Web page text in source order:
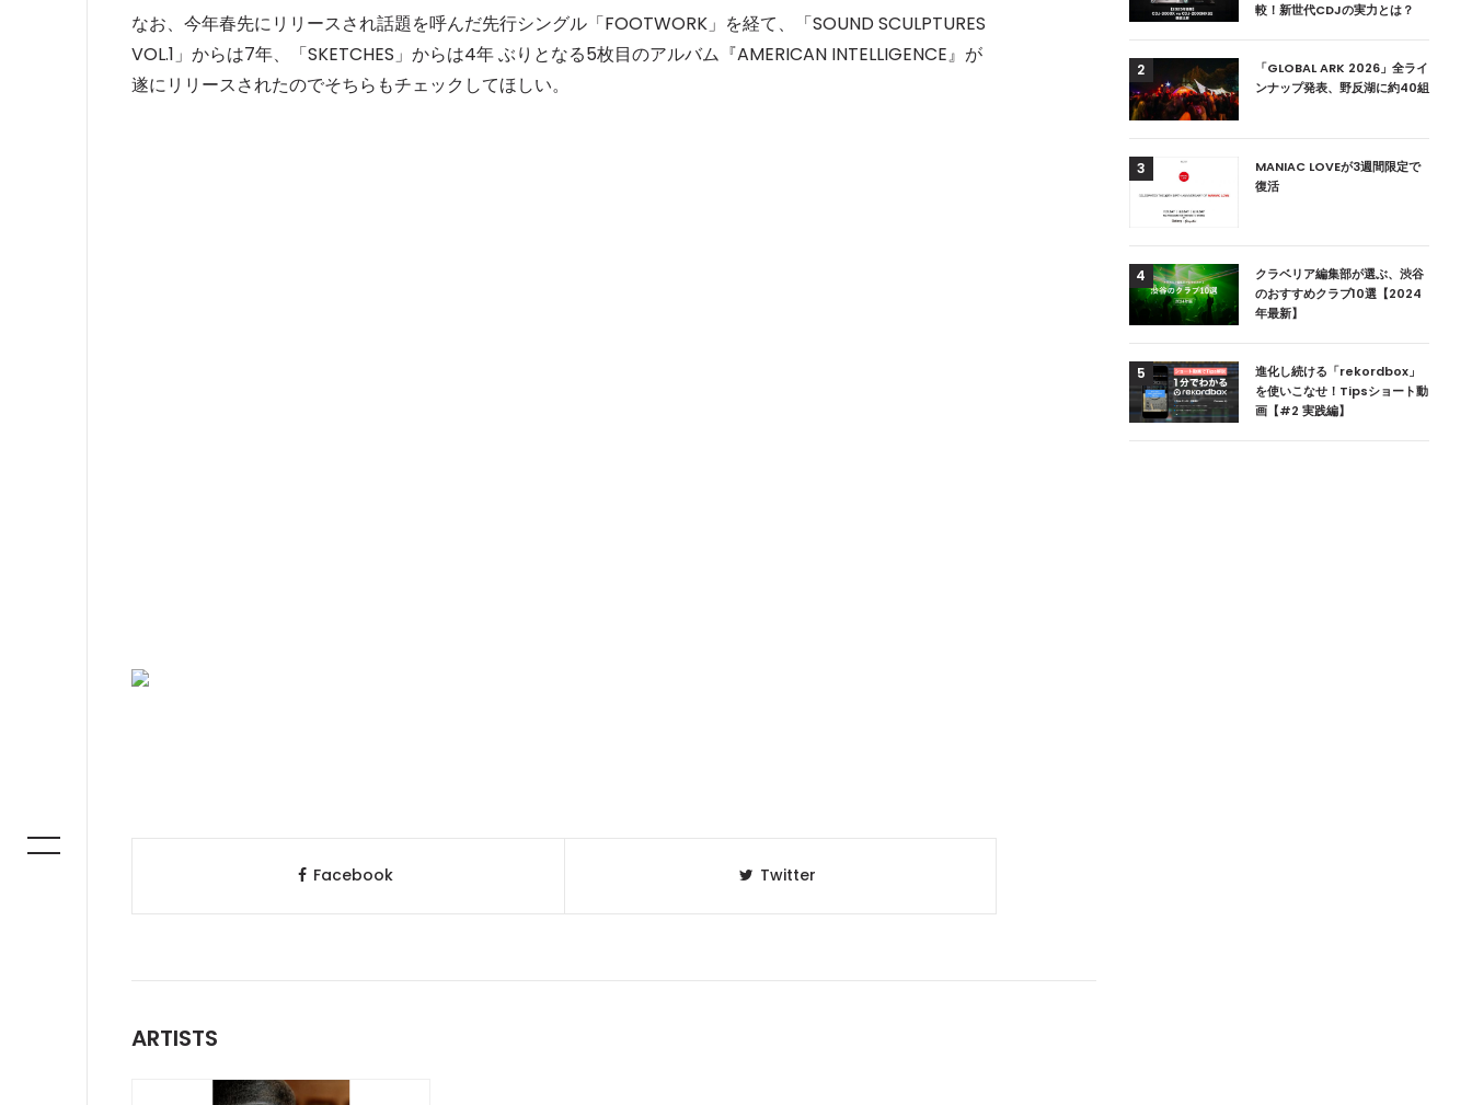
なお、今年春先にリリースされ話題を呼んだ先行シングル「FOOTWORK」を経て、「SOUND SCULPTURES
VOL.1」からは7年、「SKETCHES」からは4年 ぶりとなる5枚目のアルバム『AMERICAN INTELLIGENCE』が
遂にリリースされたのでそちらもチェックしてほしい。
Facebook Twitter
ARTISTS
ニュージーランドの新首相は元
較！新世代CDJの実力とは？
2
「GLOBAL ARK 2026」全ライ
ンナップ発表、野反湖に約40組
3
MANIAC LOVEが3週間限定で
復活
4
クラベリア編集部が選ぶ、渋谷
のおすすめクラブ10選【2024
年最新】
5
進化し続ける「rekordbox」
を使いこなせ！Tipsショート動
画【#2 実践編】